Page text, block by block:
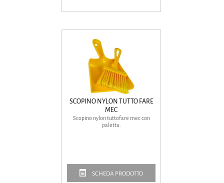
SCOPINO NYLON TUTTO FARE
MEC
Scopino nylon tuttofare mec con
paletta.
SCHEDA PRODOTTO